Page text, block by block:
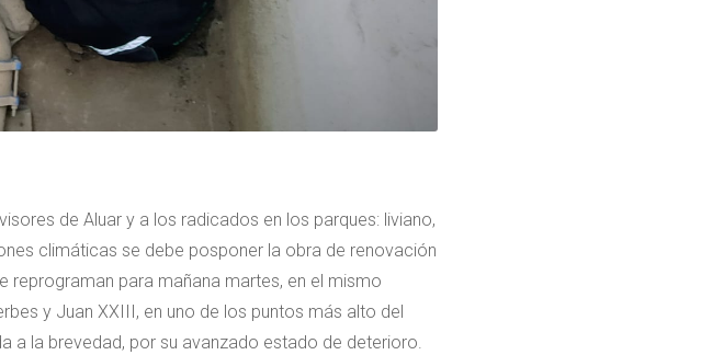
de Aluar y a los radicados en los parques: liviano,
climáticas se debe posponer la obra de renovación
reprograman para mañana martes, en el mismo
y Juan XXIII, en uno de los puntos más alto del
a la brevedad, por su avanzado estado de deterioro.